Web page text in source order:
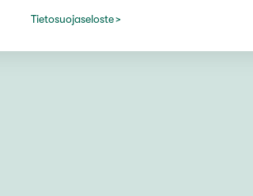
Tietosuojaseloste